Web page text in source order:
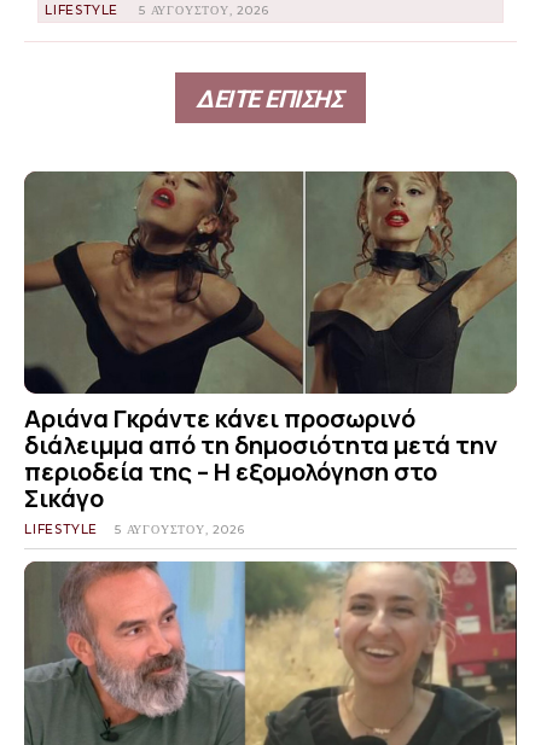
LIFESTYLE 5 ΑΥΓΟΎΣΤΟΥ, 2026
ΔΕΙΤΕ ΕΠΙΣΗΣ
Αριάνα Γκράντε κάνει προσωρινό
διάλειμμα από τη δημοσιότητα μετά την
περιοδεία της – Η εξομολόγηση στο
Σικάγο
LIFESTYLE 5 ΑΥΓΟΎΣΤΟΥ, 2026